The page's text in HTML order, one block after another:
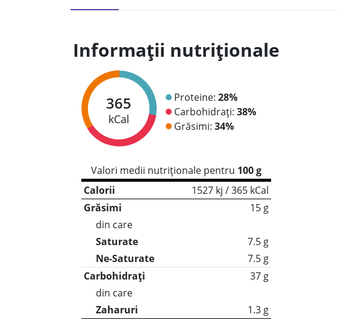
Informații nutriționale
365
kCal
Proteine: 28%
Carbohidrați: 38%
Grăsimi: 34%
Valori medii nutriționale pentru 100 g
Calorii
1527 kj / 365 kCal
Grăsimi
15 g
din care
Saturate
7.5 g
Ne-Saturate
7.5 g
Carbohidrați
37 g
din care
Zaharuri
1.3 g